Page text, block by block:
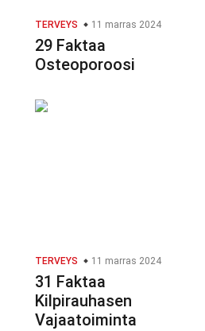
TERVEYS 11 marras 2024
29 Faktaa
Osteoporoosi
TERVEYS 11 marras 2024
31 Faktaa
Kilpirauhasen
Vajaatoiminta